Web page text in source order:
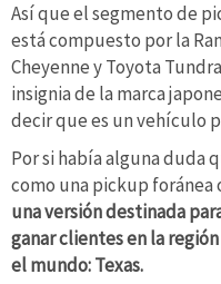
Así que el segmento de
está compuesto por la
Cheyenne y Toyota
insignia de la marca
decir que es un vehículo
Por si había alguna duda
como una pickup foránea
una versión destinada
ganar clientes en la
el mundo: Texas.